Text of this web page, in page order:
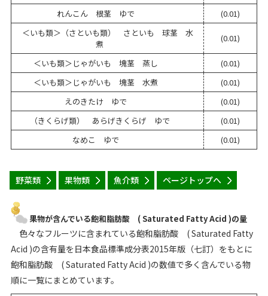
れんこん 根茎 ゆで
(0.01)
＜いも類＞（さといも類） さといも 球茎 水
煮
(0.01)
＜いも類＞じゃがいも 塊茎 蒸し
(0.01)
＜いも類＞じゃがいも 塊茎 水煮
(0.01)
えのきたけ ゆで
(0.01)
（きくらげ類） あらげきくらげ ゆで
(0.01)
なめこ ゆで
(0.01)
野菜類 果物類 魚介類 ページトップへ
果物が含んでいる飽和脂肪酸 ( Saturated Fatty Acid )の量
色々なフルーツに含まれている飽和脂肪酸 ( Saturated Fatty
Acid )の含有量を日本食品標準成分表2015年版（七訂）をもとに
飽和脂肪酸 ( Saturated Fatty Acid )の数値で多く含んでいる物
順に一覧にまとめています。